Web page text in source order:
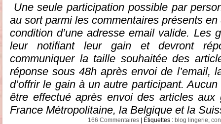
Une seule participation possiblepar
au sort parmi les commentaires présents
condition d’une adresse email valide. Les
leur notifiant leur gain et devront
communiquer la taille souhaitée des
réponse sous 48h après envoi de l’email,
d’offrir le gain à un autre participant.
être effectué après envoi des articles
France Métropolitaine, la Belgique et la
166 Commentaires | Étiquettes : blog lingerie